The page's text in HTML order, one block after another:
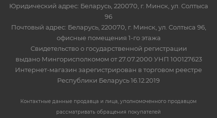
Юридический адрес: Беларусь, 220070, г. Минск, ул. Солтыса
96
Почтовый адрес: Беларусь, 220070, г. Минск, ул. Солтыса 96,
офисные помещения 1-го этажа
Свидетельство о государственной регистрации
выдано Мингорисполкомом от 27.07.2000 УНП 100127623
Интернет-магазин зарегистрирован в торговом реестре
Республики Беларусь 16.12.2019
Контактные данные продавца и лица, уполномоченного продавцом
рассматривать обращения покупателей